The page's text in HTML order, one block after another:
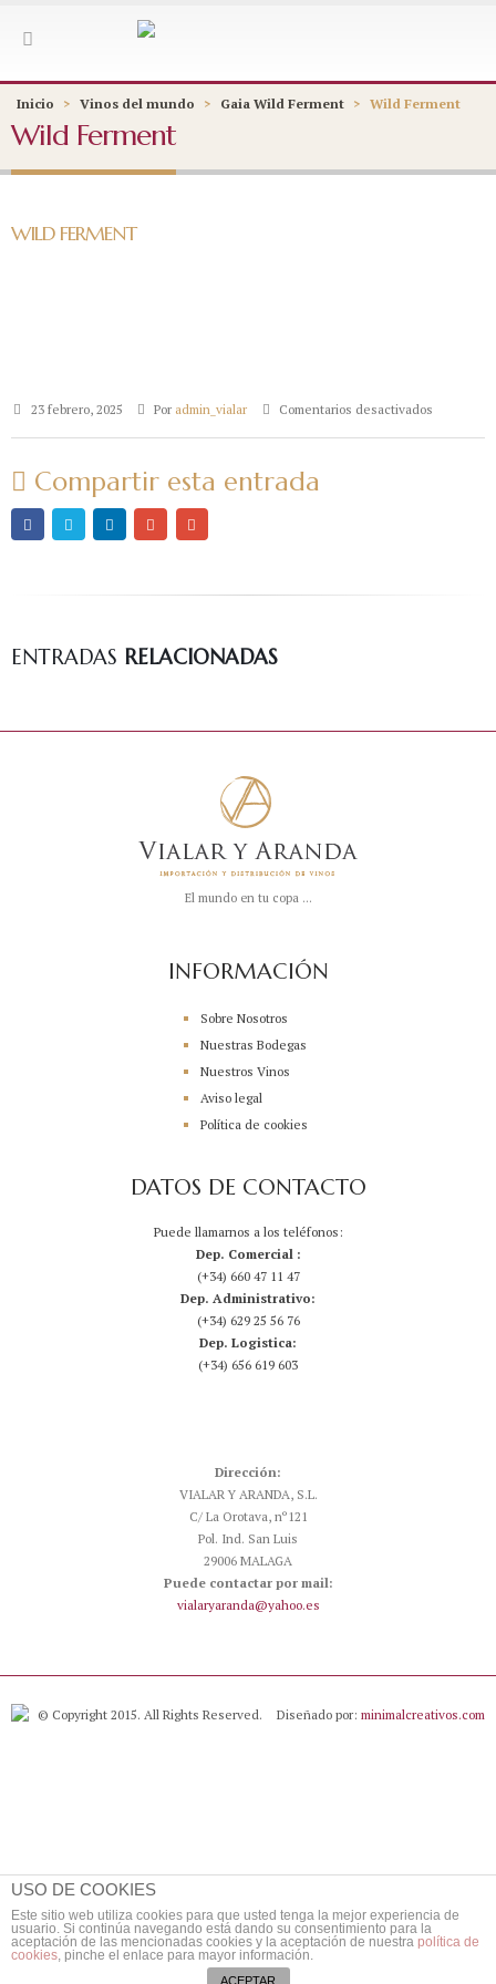
Inicio > Vinos del mundo > Gaia Wild Ferment > Wild Ferment
Wild Ferment
WILD FERMENT
23 febrero, 2025 Por admin_vialar Comentarios desactivados
Compartir esta entrada
ENTRADAS RELACIONADAS
El mundo en tu copa ...
INFORMACIÓN
Sobre Nosotros
Nuestras Bodegas
Nuestros Vinos
Aviso legal
Política de cookies
DATOS DE CONTACTO
Puede llamarnos a los teléfonos:
Dep. Comercial :
(+34) 660 47 11 47
Dep. Administrativo:
(+34) 629 25 56 76
Dep. Logistica:
(+34) 656 619 603
Dirección:
VIALAR Y ARANDA, S.L.
C/ La Orotava, nº121
Pol. Ind. San Luis
29006 MALAGA
Puede contactar por mail:
vialaryaranda@yahoo.es
© Copyright 2015. All Rights Reserved. Diseñado por: minimalcreativos.com
USO DE COOKIES
Este sitio web utiliza cookies para que usted tenga la mejor experiencia de
usuario. Si continúa navegando está dando su consentimiento para la
aceptación de las mencionadas cookies y la aceptación de nuestra política de
cookies, pinche el enlace para mayor información.
ACEPTAR